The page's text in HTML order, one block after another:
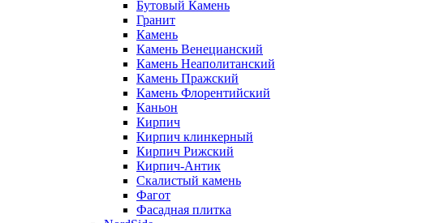
Бутовый Камень
Гранит
Камень
Камень Венецианский
Камень Неаполитанский
Камень Пражский
Камень Флорентийский
Каньон
Кирпич
Кирпич клинкерный
Кирпич Рижский
Кирпич-Антик
Скалистый камень
Фагот
Фасадная плитка